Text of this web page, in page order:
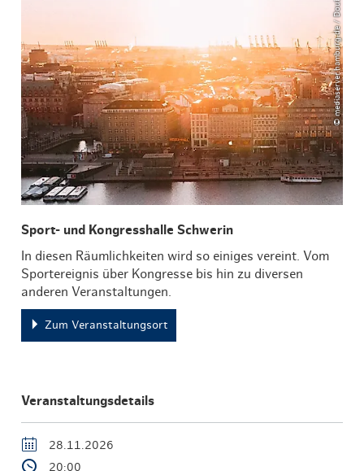
© mediaserver.hamburg.de / DoubleVision
Sport- und Kongresshalle Schwerin
In diesen Räumlichkeiten wird so einiges vereint. Vom
Sportereignis über Kongresse bis hin zu diversen
anderen Veranstaltungen.
Zum Veranstaltungsort
Veranstaltungsdetails
28.11.2026
20:00